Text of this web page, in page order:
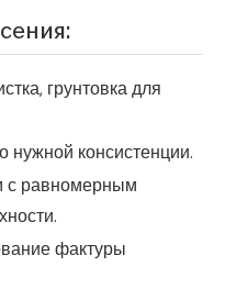
грунтовка для
нужной консистенции.
с равномерным
фактуры